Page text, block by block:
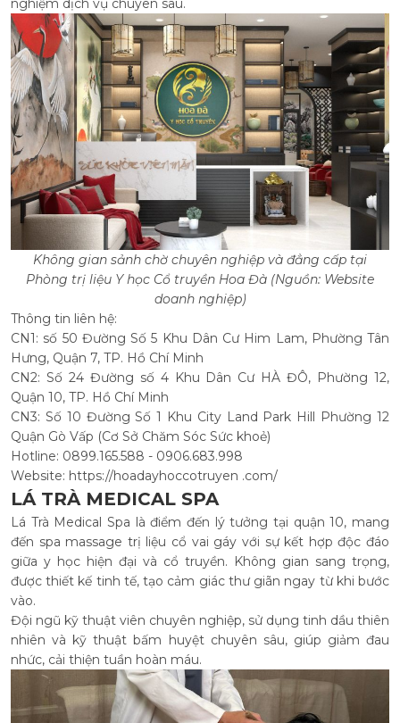
Không gian sảnh chờ chuyên nghiệp và đẳng cấp tại
Phòng trị liệu Y học Cổ truyền Hoa Đà (Nguồn: Website
doanh nghiệp)
Thông tin liên hệ:
CN1: số 50 Đường Số 5 Khu Dân Cư Him Lam, Phường Tân
Hưng, Quận 7, TP. Hồ Chí Minh
CN2: Số 24 Đường số 4 Khu Dân Cư HÀ ĐÔ, Phường 12,
Quận 10, TP. Hồ Chí Minh
CN3: Số 10 Đường Số 1 Khu City Land Park Hill Phường 12
Quận Gò Vấp (Cơ Sở Chăm Sóc Sức khoẻ)
Hotline: 0899.165.588 - 0906.683.998
Website: https://hoadayhoccotruyen .com/
LÁ TRÀ MEDICAL SPA
Lá Trà Medical Spa là điểm đến lý tưởng tại quận 10, mang
đến spa massage trị liệu cổ vai gáy với sự kết hợp độc đáo
giữa y học hiện đại và cổ truyền. Không gian sang trọng,
được thiết kế tinh tế, tạo cảm giác thư giãn ngay từ khi bước
vào.
Đội ngũ kỹ thuật viên chuyên nghiệp, sử dụng tinh dầu thiên
nhiên và kỹ thuật bấm huyệt chuyên sâu, giúp giảm đau
nhức, cải thiện tuần hoàn máu.